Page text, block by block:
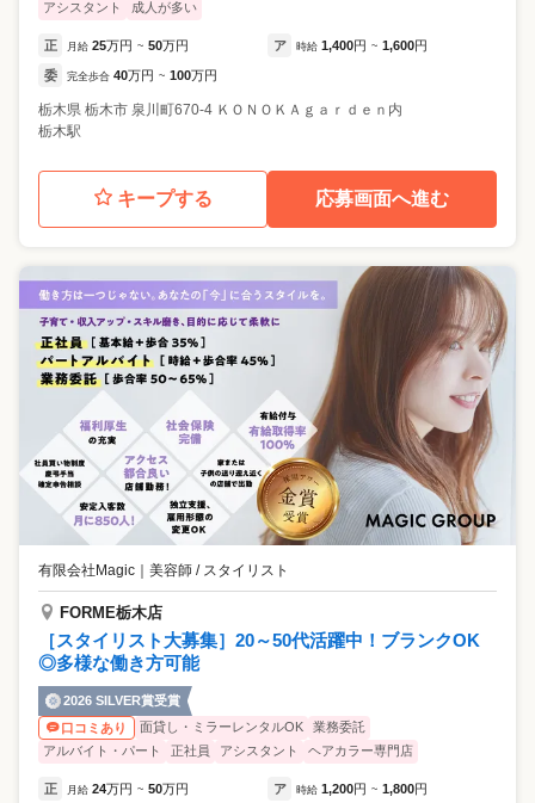
アシスタント
成人が多い
正 月給 25万円 ~ 50万円 ア 時給 1,400円 ~ 1,600円
委 完全歩合 40万円 ~ 100万円
栃木県 栃木市 泉川町670-4 ＫＯＮＯＫＡｇａｒｄｅｎ内
栃木駅
キープする 応募画面へ進む
有限会社Magic 美容師 / スタイリスト
FORME栃木店
［スタイリスト大募集］20～50代活躍中！ブランクOK
◎多様な働き方可能
2026 SILVER賞受賞
口コミあり
面貸し・ミラーレンタルOK
業務委託
アルバイト・パート
正社員 アシスタント ヘアカラー専門店
正 月給 24万円 ~ 50万円 ア 時給 1,200円 ~ 1,800円